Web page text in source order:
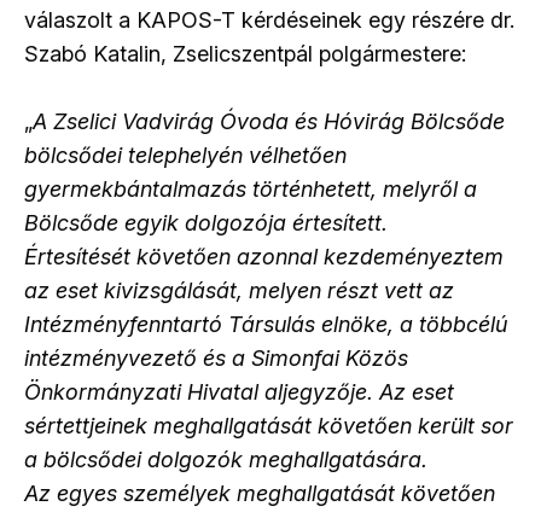
válaszolt a KAPOS-T kérdéseinek egy részére dr.
Szabó Katalin, Zselicszentpál polgármestere:
„A Zselici Vadvirág Óvoda és Hóvirág Bölcsőde
bölcsődei telephelyén vélhetően
gyermekbántalmazás történhetett, melyről a
Bölcsőde egyik dolgozója értesített.
Értesítését követően azonnal kezdeményeztem
az eset kivizsgálását, melyen részt vett az
Intézményfenntartó Társulás elnöke, a többcélú
intézményvezető és a Simonfai Közös
Önkormányzati Hivatal aljegyzője. Az eset
sértettjeinek meghallgatását követően került sor
a bölcsődei dolgozók meghallgatására.
Az egyes személyek meghallgatását követően